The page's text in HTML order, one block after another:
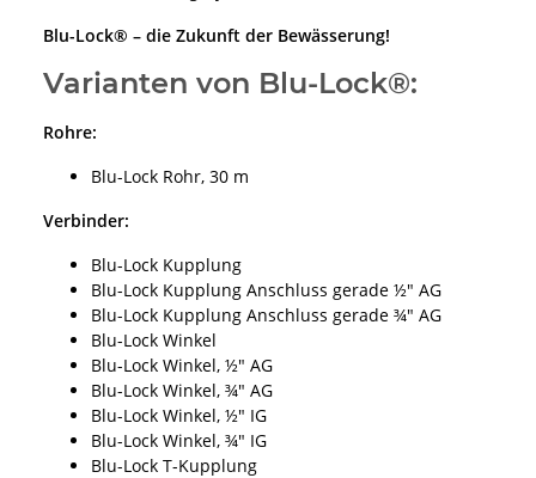
Blu-Lock® – die Zukunft der Bewässerung!
Varianten von Blu-Lock®:
Rohre:
Blu-Lock Rohr, 30 m
Verbinder:
Blu-Lock Kupplung
Blu-Lock Kupplung Anschluss gerade ½" AG
Blu-Lock Kupplung Anschluss gerade ¾" AG
Blu-Lock Winkel
Blu-Lock Winkel, ½" AG
Blu-Lock Winkel, ¾" AG
Blu-Lock Winkel, ½" IG
Blu-Lock Winkel, ¾" IG
Blu-Lock T-Kupplung